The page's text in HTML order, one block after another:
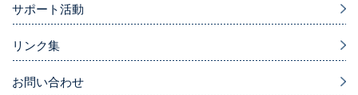
サポート活動
リンク集
お問い合わせ